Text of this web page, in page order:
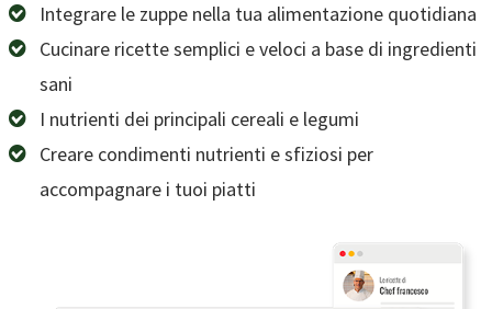
Integrare le zuppe nella tua alimentazione quotidiana
Cucinare ricette semplici e veloci a base di ingredienti
sani
I nutrienti dei principali cereali e legumi
Creare condimenti nutrienti e sfiziosi per
accompagnare i tuoi piatti